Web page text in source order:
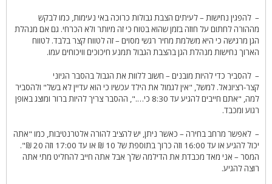
– להפגין נחישות – לעיתים הצבת גבולות כרוכה באי נעימות, כמו לבקש
מההורה לחתום על חוזה בזמן שהוא בטוח כי זה מיותר ולא הכרחי. גם אם מנהלת
הגן מרגישה כי היא משלמת מחיר רגשי מסוים – זה לטווח קצר בלבד. לטווח
הארוך נחישות מנהלת הגן בהצבת הגבול תמנע חיכוכים וויכוחים עמו.
– להסביר כדי להיות מובנים – חשוב ללוות את הגבול בהסבר הגיוני
קצר-רציונאל. למשל, "אין לגמול את הילד עכשיו כי הוא עדיין לא בשל" ולהסביר
למה, "אתם חייבים להגיע עד 8:30 כי….", ההסבר צריך להיות ברור ומוצג באופן
רגוע ומכבד.
– לאפשר מרחב בחירה – כאשר ניתן, יש להציב להורה אלטרנטיבות, כמו "אתה
יכול להגיע או עד 16:00 וזה כרוך בתוספת של 10 ₪ או עד 17:00 וזה 20 ₪".
המסר – אני מאד מכבדת את הדילמה שלך אבל אתה חייב להחליט מתי אתה
רוצה להגיע.